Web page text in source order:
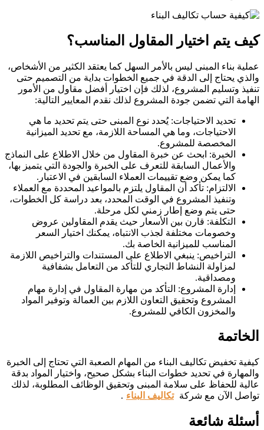
كيف يتم اختيار المقاول المناسب؟
عملية بناء المبنى ليس بالأمر السهل كما يعتقد الكثير من الأشخاص،
والذي يحتاج إلى الدقة في جميع الخطوات بداية من التصميم حتى
تنفيذ وتسليم المشروع، لذلك فإن اختيار أفضل مقاول من الأمور
الهامة التي تضمن جودة المشروع لذلك نقدم المعايير التالية:
تحديد الاحتياجات: يُحدد نوع المبنى حتى يتم تحديد ما هي
الاحتياجات، وما هي المساحة اللازمة، مع تحديد الميزانية
المخصصة للمشروع.
الخبرة: ابحث عن خبرة المقاول من خلال الاطلاع على النماذج
والأعمال السابقة للتعرف على الخبرة والجودة التي يتميز بها،
كما يمكن وضع تقييمات العملاء السابقين في الاعتبار.
الالتزام: تأكد أن المقاول يلتزم بالمواعيد المحددة مع العملاء
وتنفيذ المشروع في الوقت المحدد، بعد دراسة كل الخطوات،
حتى يتم وضع إطار زمني لكل مرحلة.
التكلفة: قارن بين الأسعار حيث يقدم المقاولين عروض
وخصومات مختلفة لجذب الانتباه، يمكنك اختيار السعر
المناسب للميزانية الخاصة بك.
التراخيص: ينبغي الاطلاع على المستندات والتراخيص اللازمة
لمزاولة النشاط التجاري للتأكد من التعامل بشفافية
ومصداقية.
إدارة المشروع: التأكد من مهارة المقاول في إدارة مهام
المشروع وتحقيق التعاون اللازم بين العمالة وتوفير المواد
والمخزون الكافي للمشروع.
الخاتمة
كيفية تخفيض تكاليف البناء من المهام الصعبة التي تحتاج إلى الخبرة
والمهارة في تحديد خطوات البناء بشكل صحيح، واختيار المواد بدقة
عالية للحفاظ على سلامة المبنى وتحقيق الوظائف المطلوبة، لذلك
تواصل الآن مع شركة تكاليف البناء .
أسئلة شائعة